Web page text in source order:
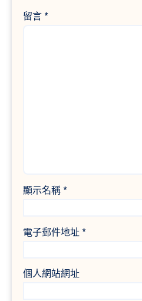
留言 *
顯示名稱 *
電子郵件地址 *
個人網站網址